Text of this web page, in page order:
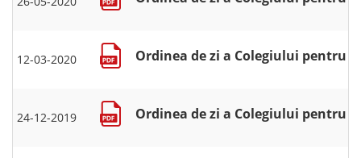
12-03-2020 Ordinea de zi a Colegiului pentru
24-12-2019 Ordinea de zi a Colegiului pentru